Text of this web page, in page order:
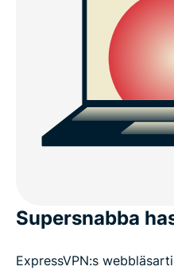
Supersnabba
ExpressVPN:s